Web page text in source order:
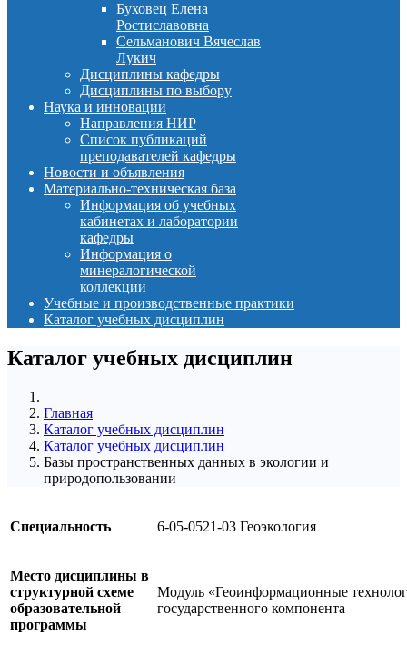
Буховец Елена
Ростиславовна
Сельманович Вячеслав
Лукич
Дисциплины кафедры
Дисциплины по выбору
Наука и инновации
Направления НИР
Список публикаций
преподавателей кафедры
Новости и объявления
Материально-техническая база
Информация об учебных
кабинетах и лаборатории
кафедры
Информация о
минералогической
коллекции
Учебные и производственные практики
Каталог учебных дисциплин
Каталог учебных дисциплин
Главная
Каталог учебных дисциплин
Каталог учебных дисциплин
Базы пространственных данных в экологии и
природопользовании
Специальность 6-05-0521-03 Геоэкология
Место дисциплины в
структурной схеме
образовательной
программы
Модуль «Геоинформационные
государственного компонента